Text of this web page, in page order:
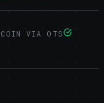
VIA OTS